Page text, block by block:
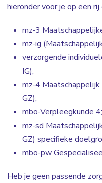
hieronder voor je op een
mz-3
mz-ig
verzorgende
IG);
mz-4
GZ);
mbo-Verpleegkunde 4;
mz-sd
GZ) specifieke
mbo-pw
Heb je geen passende